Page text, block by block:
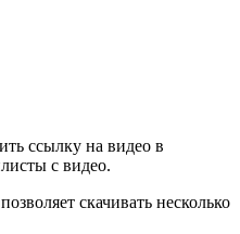
ссылку на видео в
с видео.
скачивать несколько